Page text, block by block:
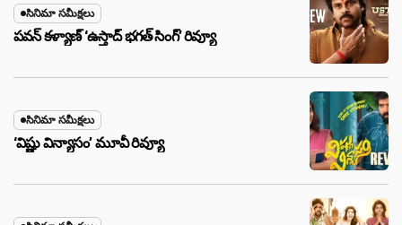
సినిమా సమీక్షలు
పవన్ కళ్యాణ్ ‘ఉస్తాద్ భ‌గ‌త్ సింగ్’ రివ్యూ
సినిమా సమీక్షలు
‘విష్ణు విన్యాసం’ మూవీ రివ్యూ